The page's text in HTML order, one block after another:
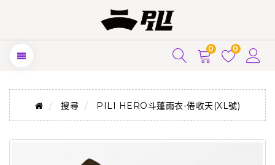
0 0
搜尋 PILI HERO斗蓬雨衣-倦收天(XL號)